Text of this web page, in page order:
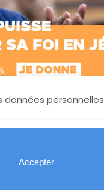
données personnelles
Accepter